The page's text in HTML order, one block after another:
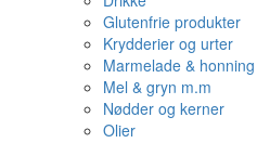
Glutenfrie produkter
Krydderier og urter
Marmelade & honning
Mel & gryn m.m
Nødder og kerner
Olier